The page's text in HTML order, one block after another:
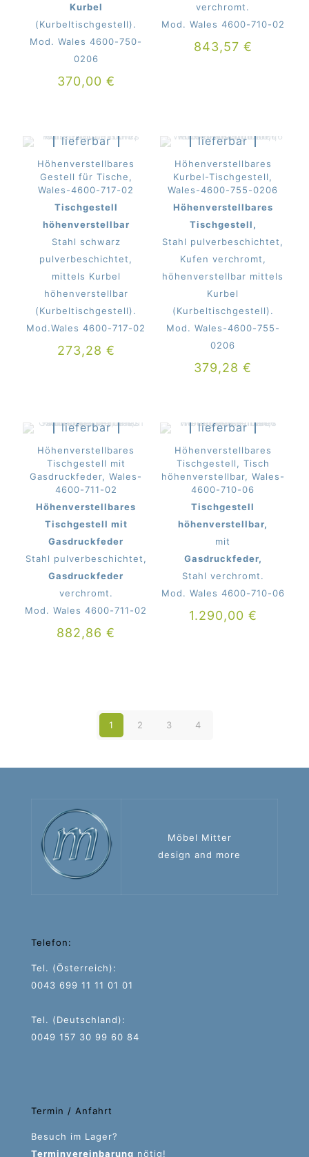
Kurbel
(Kurbeltischgestell).
Mod. Wales 4600-750-
0206
370,00 €
verchromt.
Mod. Wales 4600-710-02
843,57 €
lieferbar
Mitter
Höhenverstellbares
Gestell für Tische,
Wales-4600-717-02
Tischgestell
höhenverstellbar
Stahl schwarz
pulverbeschichtet,
mittels Kurbel
höhenverstellbar
(Kurbeltischgestell).
Mod.Wales 4600-717-02
273,28 €
lieferbar
Mitter
Höhenverstellbares
Kurbel-Tischgestell,
Wales-4600-755-0206
Höhenverstellbares
Tischgestell,
Stahl pulverbeschichtet,
Kufen verchromt,
höhenverstellbar mittels
Kurbel
(Kurbeltischgestell).
Mod. Wales-4600-755-
0206
379,28€
lieferbar
Mitter
Höhenverstellbares
Tischgestell mit
Gasdruckfeder, Wales-
4600-711-02
Höhenverstellbares
Tischgestell mit
Gasdruckfeder
Stahl pulverbeschichtet,
Gasdruckfeder
verchromt.
Mod. Wales 4600-711-02
882,86€
lieferbar
Mitter
Höhenverstellbares
Tischgestell, Tisch
höhenverstellbar, Wales-
4600-710-06
Tischgestell
höhenverstellbar,
mit
Gasdruckfeder,
Stahl verchromt.
Mod. Wales 4600-710-06
1.290,00 €
1 2 3 4
Möbel Mitter
design and more
Telefon:
Tel. (Österreich):
0043 699 11 11 01 01
Tel. (Deutschland):
0049 157 30 99 60 84
Termin / Anfahrt
Besuch im Lager?
Terminvereinbarung nötig!